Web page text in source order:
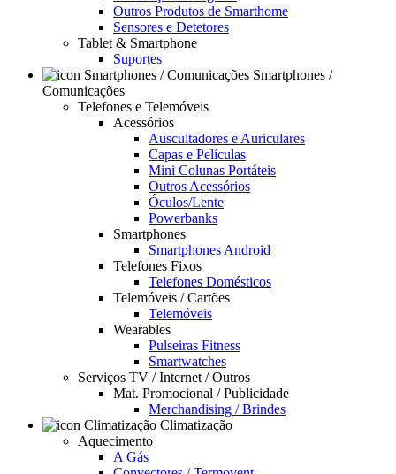
Outros Produtos de Smarthome
Sensores e Detetores
Tablet & Smartphone
Suportes
Smartphones /
Comunicações
Telefones e Telemóveis
Acessórios
Auscultadores e Auriculares
Capas e Películas
Mini Colunas Portáteis
Outros Acessórios
Óculos/Lente
Powerbanks
Smartphones
Smartphones Android
Telefones Fixos
Telefones Domésticos
Telemóveis / Cartões
Telemóveis
Wearables
Pulseiras Fitness
Smartwatches
Serviços TV / Internet / Outros
Mat. Promocional / Publicidade
Merchandising / Brindes
Climatização
Aquecimento
A Gás